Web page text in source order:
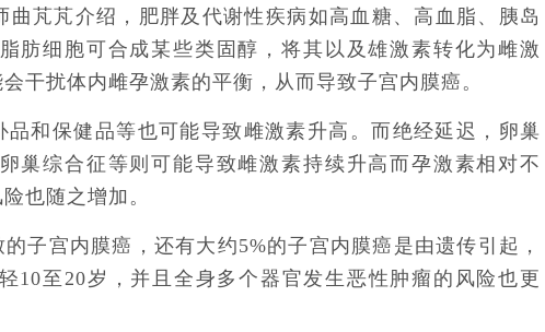
芃芃介绍，肥胖及代谢性疾病如高血糖、高血脂、胰岛
肪细胞可合成某些类固醇，将其以及雄激素转化为雌激
干扰体内雌孕激素的平衡，从而导致子宫内膜癌。
和保健品等也可能导致雌激素升高。而绝经延迟，卵巢
巢综合征等则可能导致雌激素持续升高而孕激素相对不
也随之增加。
子宫内膜癌，还有大约5%的子宫内膜癌是由遗传引起，
10至20岁，并且全身多个器官发生恶性肿瘤的风险也更